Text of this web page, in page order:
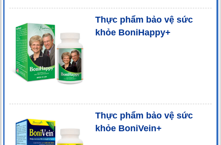
Thực phẩm bảo vệ sức
khỏe BoniHappy+
Thực phẩm bảo vệ sức
khỏe BoniVein+